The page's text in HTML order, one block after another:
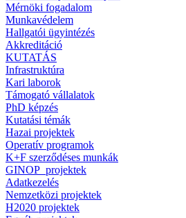
Mérnöki fogadalom
Munkavédelem
Hallgatói ügyintézés
Akkreditáció
KUTATÁS
Infrastruktúra
Kari laborok
Támogató vállalatok
PhD képzés
Kutatási témák
Hazai projektek
Operatív programok
K+F szerződéses munkák
GINOP_projektek
Adatkezelés
Nemzetközi projektek
H2020 projektek